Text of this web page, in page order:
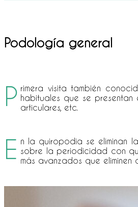
Podología general
P rimera visita también
habituales que se presentan
articulares, etc.
E n la quiropodia se eliminan
sobre la periodicidad con
más avanzados que eliminen